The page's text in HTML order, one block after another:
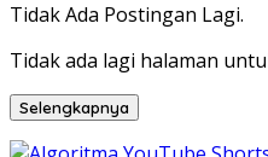
Tidak Ada Postingan Lagi.
Tidak ada lagi halaman
Selengkapnya